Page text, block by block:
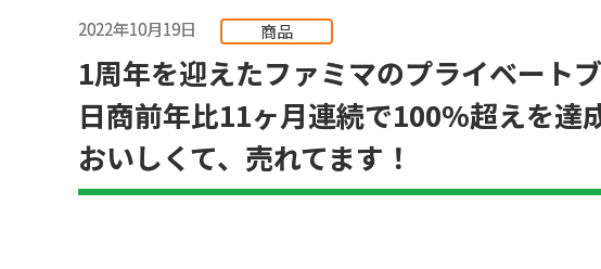
2022年10月19日 商品
1周年を迎えたファミマのプライベート
日商前年比11ヶ月連続で100%超えを達
おいしくて、売れてます！